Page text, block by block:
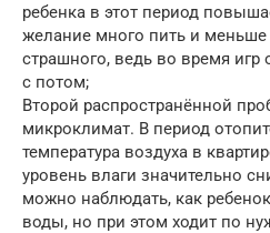
ребенка в этот период
желание много пить и меньше
страшного, ведь во время игр
с потом;
Второй распространённой
микроклимат. В период
температура воздуха в
уровень влаги значительно
можно наблюдать, как
воды, но при этом ходит по